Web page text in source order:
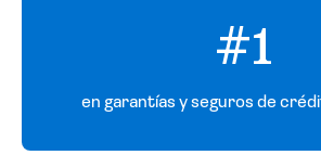
#1
en garantías y seguros de